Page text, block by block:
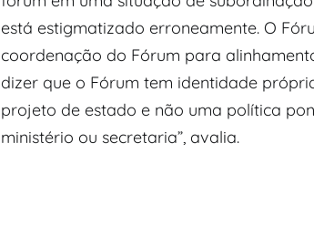
está estigmatizado erroneamente. O
coordenação do Fórum para
dizer que o Fórum tem identidade
projeto de estado e não uma política
ministério ou secretaria”, avalia.